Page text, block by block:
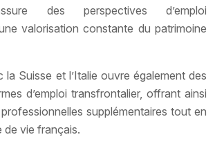
des perspectives d’emploi
valorisation constante du patrimoine
la Suisse et l’Italie ouvre également des
d’emploi transfrontalier, offrant ainsi
supplémentaires tout en
de vie français.